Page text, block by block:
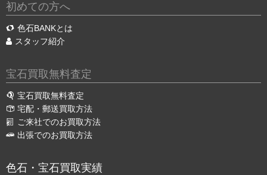
初めての方へ
色石BANKとは
スタッフ紹介
宝石買取無料査定
宝石買取無料査定
宅配・郵送買取方法
ご来社でのお買取方法
出張でのお買取方法
色石・宝石買取実績